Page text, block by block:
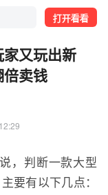
打开看看
又玩出新
卖钱
，判断一款大型
要有以下几点：